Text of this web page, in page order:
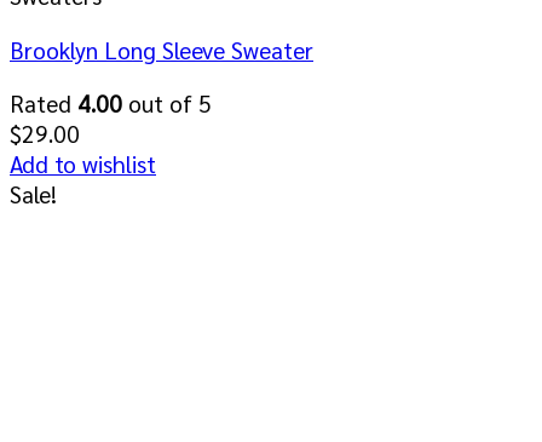
Brooklyn Long Sleeve Sweater
Rated 4.00 out of 5
$29.00
Add to wishlist
Sale!